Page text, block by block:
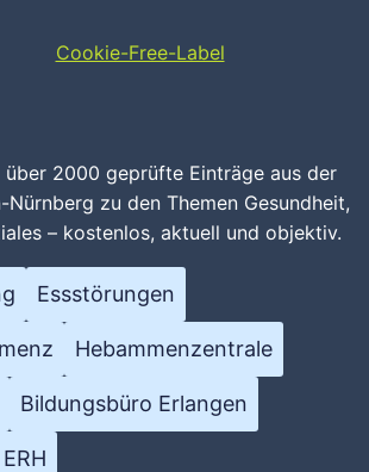
2000 geprüfte Einträge aus der
Nürnberg zu den Themen Gesundheit,
– kostenlos, aktuell und objektiv.
Essstörungen
Hebammenzentrale
Bildungsbüro Erlangen